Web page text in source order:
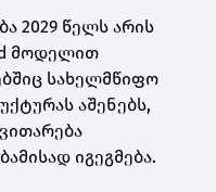
2029 წელს არის
მოდელით
სახელმწიფო
აშენებს,
იგეგმება.